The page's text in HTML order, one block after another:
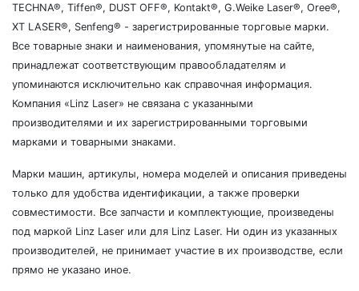
TECHNA®, Tiffen®, DUST OFF®, Kontakt®, G.Weike Laser®, Oree®,
XT LASER®, Senfeng® - зарегистрированные торговые марки.
Все товарные знаки и наименования, упомянутые на сайте,
принадлежат соответствующим правообладателям и
упоминаются исключительно как справочная информация.
Компания «Linz Laser» не связана с указанными
производителями и их зарегистрированными торговыми
марками и товарными знаками.
Марки машин, артикулы, номера моделей и описания приведены
только для удобства идентификации, а также проверки
совместимости. Все запчасти и комплектующие, произведены
под маркой Linz Laser или для Linz Laser. Ни один из указанных
производителей, не принимает участие в их производстве, если
прямо не указано иное.